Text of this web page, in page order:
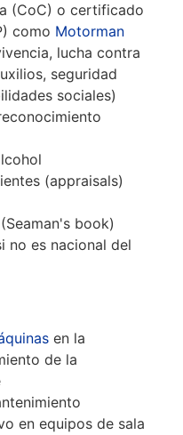
(CoC) o certificado
como Motorman
lucha contra
seguridad
sociales)
(appraisals)
book)
no es nacional del
en la
de la
en equipos de sala